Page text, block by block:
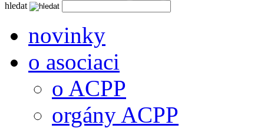
hledat
novinky
o asociaci
o ACPP
orgány ACPP